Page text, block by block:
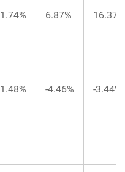
1.74% 6.87% 16.37%
1.48% -4.46% -3.44%